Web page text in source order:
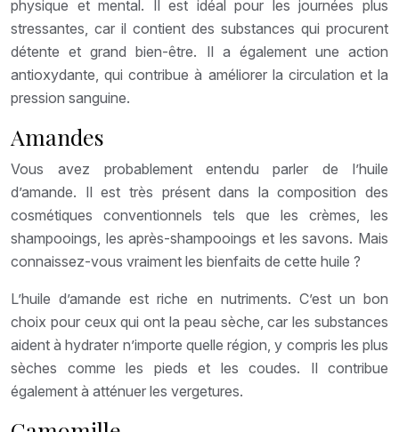
physique et mental. Il est idéal pour les journées plus
stressantes, car il contient des substances qui procurent
détente et grand bien-être. Il a également une action
antioxydante, qui contribue à améliorer la circulation et la
pression sanguine.
Amandes
Vous avez probablement entendu parler de l’huile
d’amande. Il est très présent dans la composition des
cosmétiques conventionnels tels que les crèmes, les
shampooings, les après-shampooings et les savons. Mais
connaissez-vous vraiment les bienfaits de cette huile ?
L’huile d’amande est riche en nutriments. C’est un bon
choix pour ceux qui ont la peau sèche, car les substances
aident à hydrater n’importe quelle région, y compris les plus
sèches comme les pieds et les coudes. Il contribue
également à atténuer les vergetures.